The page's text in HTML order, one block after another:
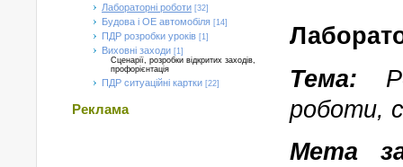
Лабораторні роботи [32]
Будова і ОЕ автомобіля [14]
ПДР розробки уроків [1]
Виховні заходи [1]
Сценарії, розробки відкритих заходів,
профорієнтація
ПДР ситуаційні картки [22]
Реклама
Тема:
роботи,
Мета